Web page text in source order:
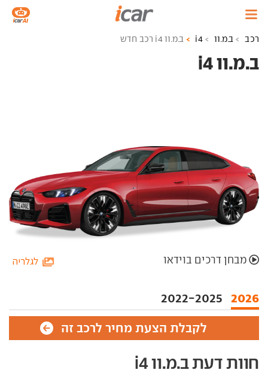
רכב ב.מ.וו i4 ב.מ.וו i4 רכב חדש
ב.מ.וו i4 ‏
2026
2022-2025
לגלריה מבחן דרכים בוידאו
לקבלת הצעת מחיר לרכב זה
חוות דעת ב.מ.וו i4